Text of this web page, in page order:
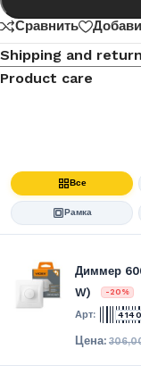
Сравнить
Shipping and
Product care
Все
Рамка
Диммер
W)
-20%